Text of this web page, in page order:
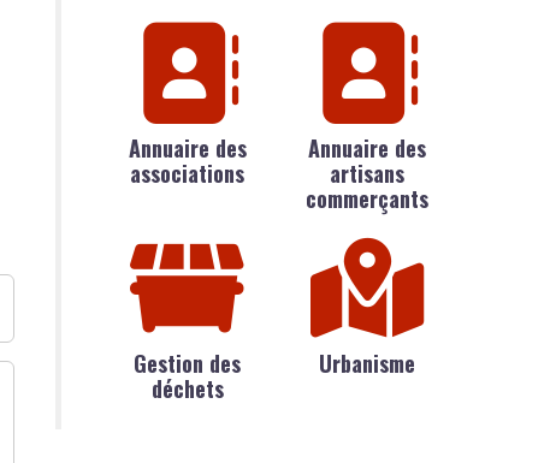
Annuaire des
associations
Annuaire des
artisans
commerçants
Gestion des
déchets
Urbanisme